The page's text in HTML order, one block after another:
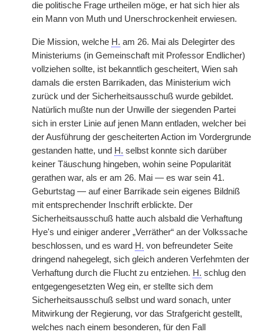
die politische Frage urtheilen möge, er hat sich hier als
ein Mann von Muth und Unerschrockenheit erwiesen.
Die Mission, welche H. am 26. Mai als Delegirter des
Ministeriums (in Gemeinschaft mit Professor Endlicher)
vollziehen sollte, ist bekanntlich gescheitert, Wien sah
damals die ersten Barrikaden, das Ministerium wich
zurück und der Sicherheitsausschuß wurde gebildet.
Natürlich mußte nun der Unwille der siegenden Partei
sich in erster Linie auf jenen Mann entladen, welcher bei
der Ausführung der gescheiterten Action im Vordergrunde
gestanden hatte, und H. selbst konnte sich darüber
keiner Täuschung hingeben, wohin seine Popularität
gerathen war, als er am 26. Mai — es war sein 41.
Geburtstag — auf einer Barrikade sein eigenes Bildniß
mit entsprechender Inschrift erblickte. Der
Sicherheitsausschuß hatte auch alsbald die Verhaftung
Hye's und einiger anderer „Verräther“ an der Volkssache
beschlossen, und es ward H. von befreundeter Seite
dringend nahegelegt, sich gleich anderen Verfehmten der
Verhaftung durch die Flucht zu entziehen. H. schlug den
entgegengesetzten Weg ein, er stellte sich dem
Sicherheitsausschuß selbst und ward sonach, unter
Mitwirkung der Regierung, vor das Strafgericht gestellt,
welches nach einem besonderen, für den Fall